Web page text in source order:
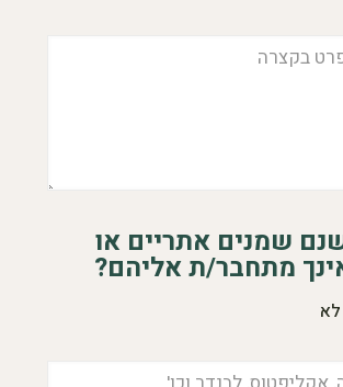
שמנים אתריים או
מתחבר/ת אליהם?
לא